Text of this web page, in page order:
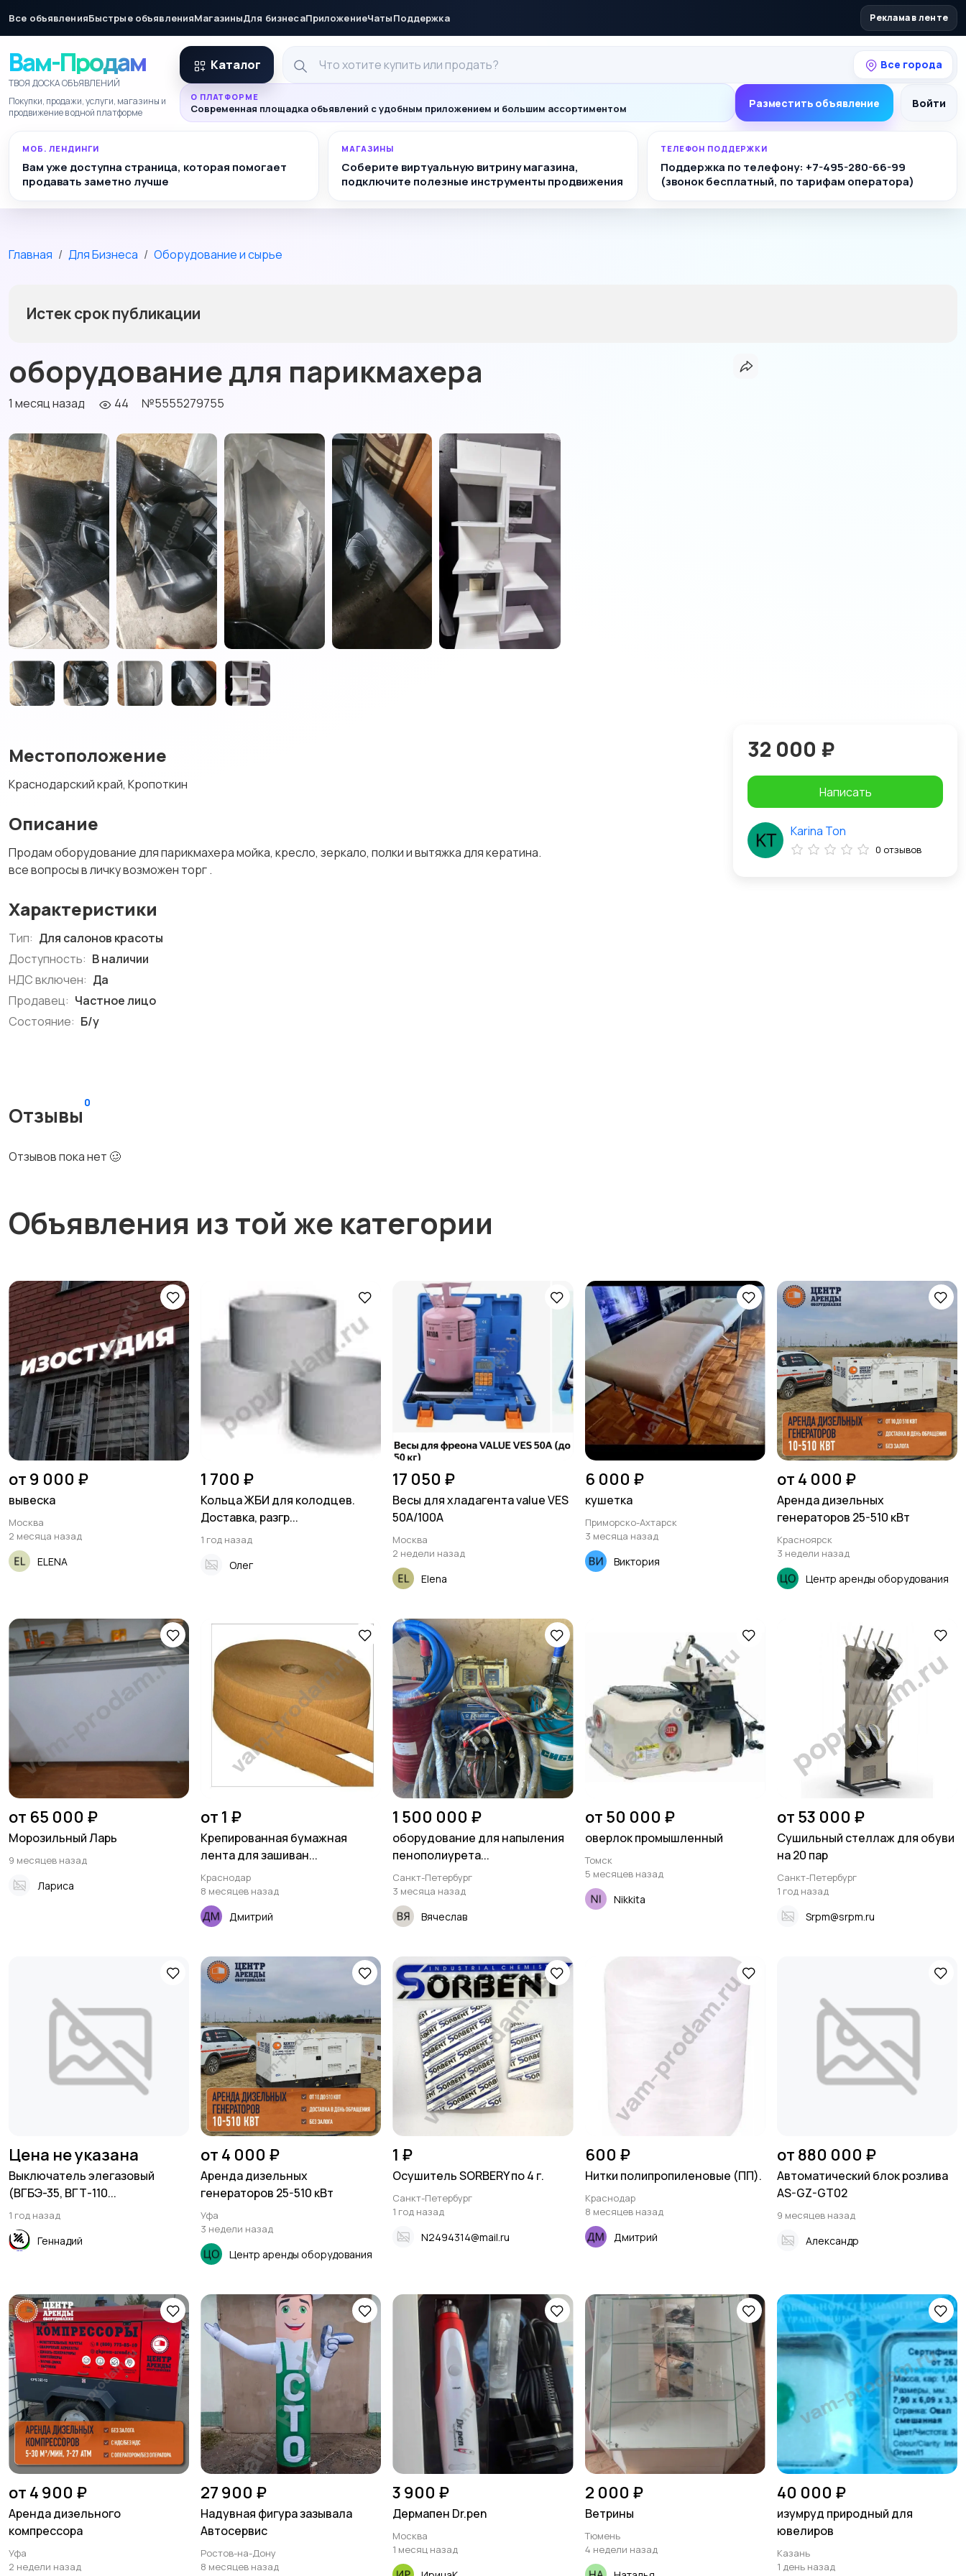
Все объявленияБыстрые объявленияМагазиныДля бизнесаПриложениеЧатыПоддержка Реклама в ленте
Вам-Продам
ТВОЯ ДОСКА ОБЪЯВЛЕНИЙ
Покупки, продажи, услуги, магазины и
продвижение в одной платформе
Каталог Все города
О ПЛАТФОРМЕ
Современная площадка объявлений с удобным приложением и большим ассортиментом Разместить объявление Войти
МОБ. ЛЕНДИНГИ
Вам уже доступна страница, которая помогает
продавать заметно лучше
МАГАЗИНЫ
Соберите виртуальную витрину магазина,
подключите полезные инструменты продвижения
ТЕЛЕФОН ПОДДЕРЖКИ
Поддержка по телефону: +7-495-280-66-99
(звонок бесплатный, по тарифам оператора)
Главная Для Бизнеса Оборудование и сырье
Истек срок публикации
оборудование для парикмахера
1 месяц назад 44 №5555279755
Местоположение
Краснодарский край, Кропоткин
Описание
Продам оборудование для парикмахера мойка, кресло, зеркало, полки и вытяжка для кератина.
все вопросы в личку возможен торг .
Характеристики
Тип: Для салонов красоты
Доступность: В наличии
НДС включен: Да
Продавец: Частное лицо
Состояние: Б/у
Отзывы
0
Отзывов пока нет 🥴
32 000 ₽
Написать
Karina Ton
0 отзывов
Объявления из той же категории
от 9 000 ₽
вывеска
Москва
2 месяца назад
ELENA
1 700 ₽
Кольца ЖБИ для колодцев.
Доставка, разгр...
1 год назад
Олег
17 050 ₽
Весы для хладагента value VES
50A/100A
Москва
2 недели назад
Elena
6 000 ₽
кушетка
Приморско-Ахтарск
3 месяца назад
Виктория
от 4 000 ₽
Аренда дизельных
генераторов 25-510 кВт
Красноярск
3 недели назад
Центр аренды оборудования
от 65 000 ₽
Морозильный Ларь
9 месяцев назад
Лариса
от 1 ₽
Крепированная бумажная
лента для зашиван...
Краснодар
8 месяцев назад
Дмитрий
1 500 000 ₽
оборудование для напыления
пенополиурета...
Санкт-Петербург
3 месяца назад
Вячеслав
от 50 000 ₽
оверлок промышленный
Томск
5 месяцев назад
Nikkita
от 53 000 ₽
Сушильный стеллаж для обуви
на 20 пар
Санкт-Петербург
1 год назад
Srpm@srpm.ru
Цена не указана
Выключатель элегазовый
(ВГБЭ-35, ВГТ-110...
1 год назад
Геннадий
от 4 000 ₽
Аренда дизельных
генераторов 25-510 кВт
Уфа
3 недели назад
Центр аренды оборудования
1 ₽
Осушитель SORBERY по 4 г.
Санкт-Петербург
1 год назад
N2494314@mail.ru
600 ₽
Нитки полипропиленовые (ПП).
Краснодар
8 месяцев назад
Дмитрий
от 880 000 ₽
Автоматический блок розлива
AS-GZ-GT02
9 месяцев назад
Александр
от 4 900 ₽
Аренда дизельного
компрессора
Уфа
2 недели назад
27 900 ₽
Надувная фигура зазывала
Автосервис
Ростов-на-Дону
8 месяцев назад
3 900 ₽
Дермапен Dr.pen
Москва
1 месяц назад
2 000 ₽
Ветрины
Тюмень
4 недели назад
40 000 ₽
изумруд природный для
ювелиров
Казань
1 день назад